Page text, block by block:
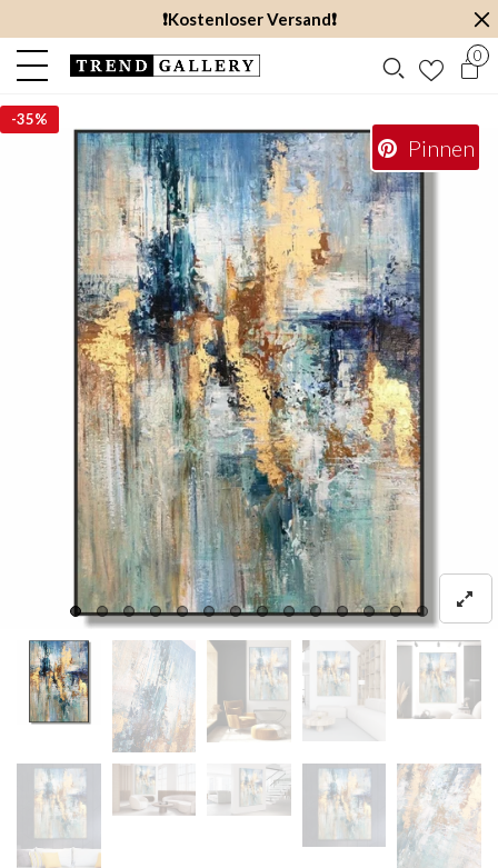
❗️Kostenloser Versand❗️
0
Pinnen
-35%